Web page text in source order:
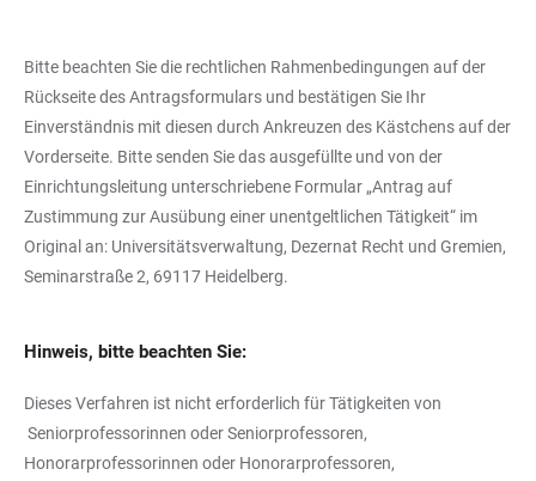
Bitte beachten Sie die rechtlichen Rahmenbedingungen auf der
Rückseite des Antragsformulars und bestätigen Sie Ihr
Einverständnis mit diesen durch Ankreuzen des Kästchens auf der
Vorderseite. Bitte senden Sie das ausgefüllte und von der
Einrichtungsleitung unterschriebene Formular „Antrag auf
Zustimmung zur Ausübung einer unentgeltlichen Tätigkeit“ im
Original an: Universitätsverwaltung, Dezernat Recht und Gremien,
Seminarstraße 2, 69117 Heidelberg.
Hinweis, bitte beachten Sie:
Dieses Verfahren ist nicht erforderlich für Tätigkeiten von
Seniorprofessorinnen oder Seniorprofessoren,
Honorarprofessorinnen oder Honorarprofessoren,